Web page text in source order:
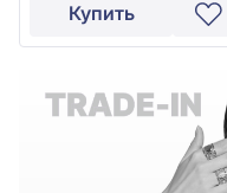
Купить